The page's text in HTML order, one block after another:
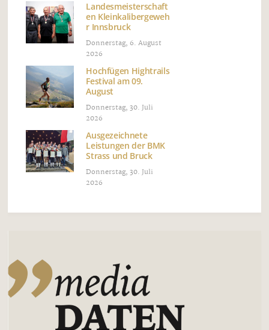
Landesmeisterschaft
en Kleinkalibergeweh
r Innsbruck
Donnerstag, 6. August
2026
Hochfügen Hightrails
Festival am 09.
August
Donnerstag, 30. Juli
2026
Ausgezeichnete
Leistungen der BMK
Strass und Bruck
Donnerstag, 30. Juli
2026